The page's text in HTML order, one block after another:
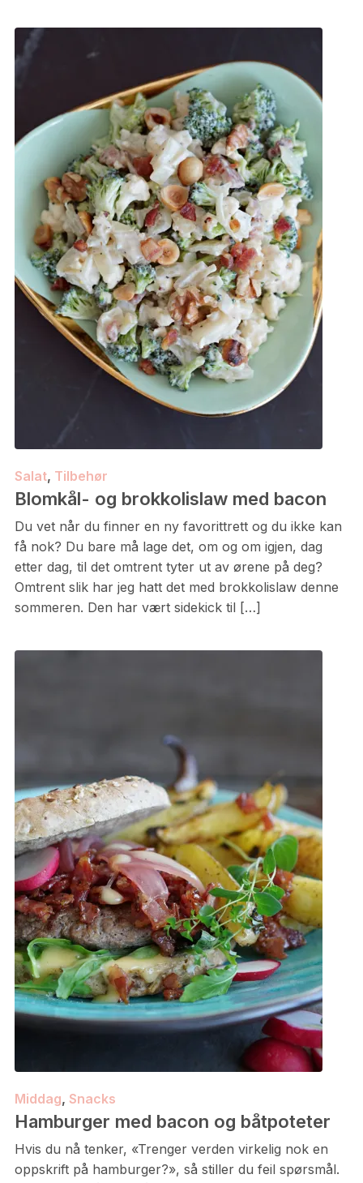
Salat, Tilbehør
Blomkål- og brokkolislaw med bacon
Du vet når du finner en ny favorittrett og du ikke kan
få nok? Du bare må lage det, om og om igjen, dag
etter dag, til det omtrent tyter ut av ørene på deg?
Omtrent slik har jeg hatt det med brokkolislaw denne
sommeren. Den har vært sidekick til […]
Middag, Snacks
Hamburger med bacon og båtpoteter
Hvis du nå tenker, «Trenger verden virkelig nok en
oppskrift på hamburger?», så stiller du feil spørsmål.